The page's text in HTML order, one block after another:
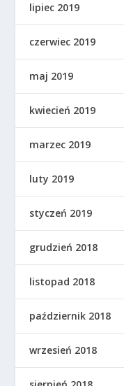
lipiec 2019
czerwiec 2019
maj 2019
kwiecień 2019
marzec 2019
luty 2019
styczeń 2019
grudzień 2018
listopad 2018
październik 2018
wrzesień 2018